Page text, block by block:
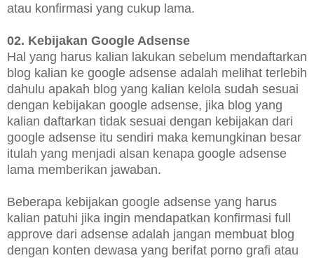
atau konfirmasi yang cukup lama.
02. Kebijakan Google Adsense
Hal yang harus kalian lakukan sebelum mendaftarkan
blog kalian ke google adsense adalah melihat terlebih
dahulu apakah blog yang kalian kelola sudah sesuai
dengan kebijakan google adsense, jika blog yang
kalian daftarkan tidak sesuai dengan kebijakan dari
google adsense itu sendiri maka kemungkinan besar
itulah yang menjadi alsan kenapa google adsense
lama memberikan jawaban.
Beberapa kebijakan google adsense yang harus
kalian patuhi jika ingin mendapatkan konfirmasi full
approve dari adsense adalah jangan membuat blog
dengan konten dewasa yang berifat porno grafi atau